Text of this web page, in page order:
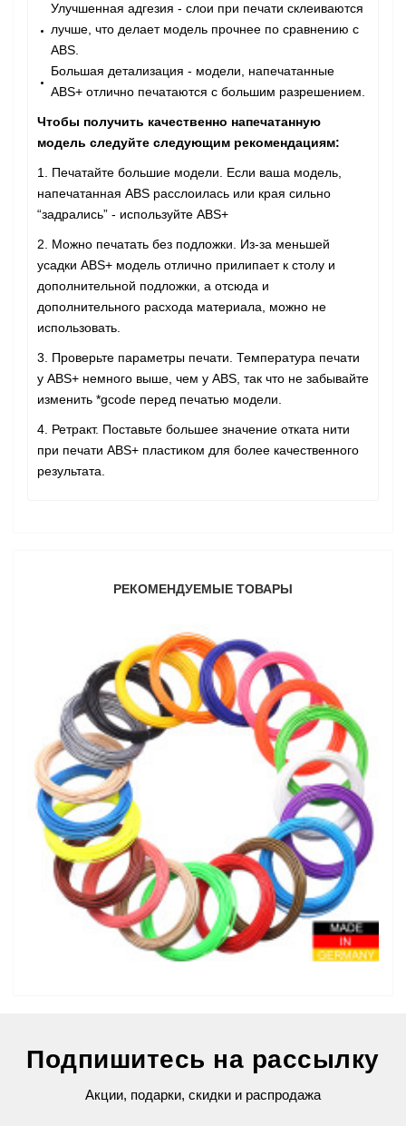
Улучшенная адгезия - слои при печати склеиваются
лучше, что делает модель прочнее по сравнению с
ABS.
Большая детализация - модели, напечатанные
ABS+ отлично печатаются с большим разрешением.
Чтобы получить качественно напечатанную
модель следуйте следующим рекомендациям:
1. Печатайте большие модели. Если ваша модель,
напечатанная ABS расслоилась или края сильно
“задрались” - используйте ABS+
2. Можно печатать без подложки. Из-за меньшей
усадки ABS+ модель отлично прилипает к столу и
дополнительной подложки, а отсюда и
дополнительного расхода материала, можно не
использовать.
3. Проверьте параметры печати. Температура печати
у ABS+ немного выше, чем у ABS, так что не забывайте
изменить *gcode перед печатью модели.
4. Ретракт. Поставьте большее значение отката нити
при печати ABS+ пластиком для более качественного
результата.
РЕКОМЕНДУЕМЫЕ ТОВАРЫ
1 779 грн
Подпишитесь на рассылку
Акции, подарки, скидки и распродажа